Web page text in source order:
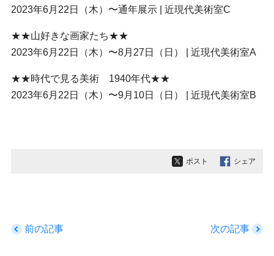
2023年6月22日（木）〜通年展示 | 近現代美術室C
★★山好きな画家たち★★
2023年6月22日（木）〜8月27日（日） | 近現代美術室A
★★時代で見る美術 1940年代★★
2023年6月22日（木）〜9月10日（日） | 近現代美術室B
ポスト シェア
前の記事 次の記事